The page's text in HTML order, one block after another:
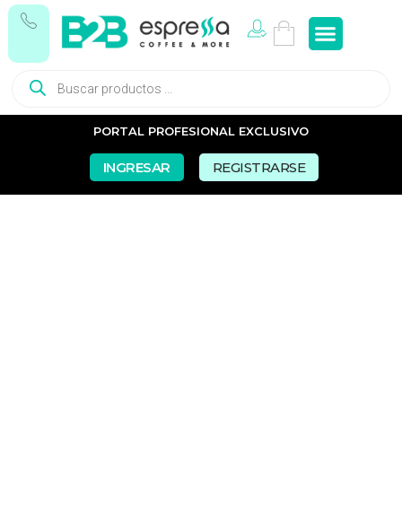
PORTAL PROFESIONAL EXCLUSIVO
INGRESAR REGISTRARSE